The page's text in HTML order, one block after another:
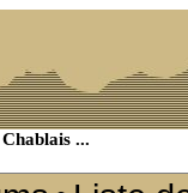
...